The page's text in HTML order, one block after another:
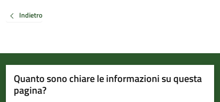
Indietro
Quanto sono chiare le informazioni su questa
pagina?